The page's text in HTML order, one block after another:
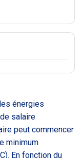
énergies
salaire
peut commencer
minimum
En fonction du